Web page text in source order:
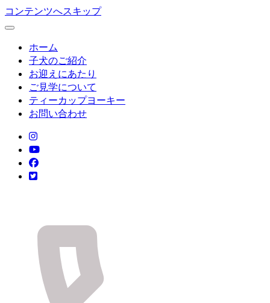
コンテンツへスキップ
ホーム
子犬のご紹介
お迎えにあたり
ご見学について
ティーカップヨーキー
お問い合わせ